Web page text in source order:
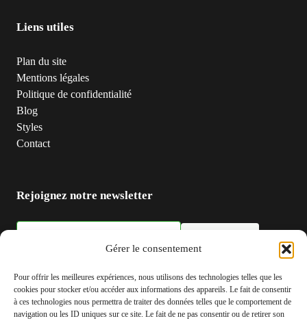
Gérer le consentement
Pour offrir les meilleures expériences, nous utilisons des technologies telles que les
cookies pour stocker et/ou accéder aux informations des appareils. Le fait de consentir
à ces technologies nous permettra de traiter des données telles que le comportement de
navigation ou les ID uniques sur ce site. Le fait de ne pas consentir ou de retirer son
Liens utiles
Plan du site
Mentions légales
Politique de confidentialité
Blog
Styles
Contact
Rejoignez notre newsletter